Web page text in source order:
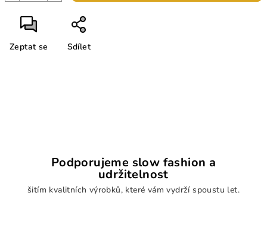
Zeptat se Sdílet
Podporujeme slow fashion a
udržitelnost
šitím kvalitních výrobků, které vám vydrží spoustu let.